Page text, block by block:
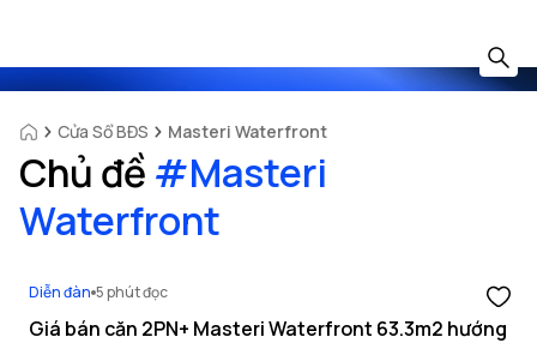
Cửa Sổ BĐS Masteri Waterfront
Chủ đề #Masteri
Waterfront
Diễn đàn 5 phút đọc
Giá bán căn 2PN+ Masteri Waterfront 63.3m2 hướng